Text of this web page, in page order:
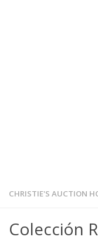
CHRISTIE'S AUCTION
Colección